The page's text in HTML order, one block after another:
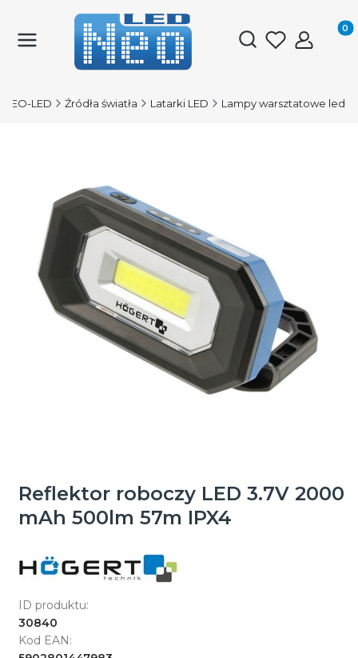
Otwórz
NEO-LED Źródła światła Latarki LED Lampy warsztatowe led
Reflektor roboczy LED 3.7V 2000
mAh 500lm 57m IPX4
ID produktu:
30840
Kod EAN: